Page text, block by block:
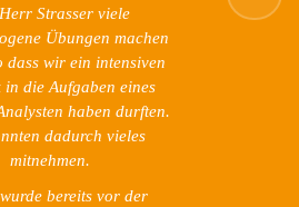
Strasser viele
Übungen machen
dass wir ein intensiven
in die Aufgaben eines
haben durften.
dadurch vieles
mitnehmen.
bereits vor der